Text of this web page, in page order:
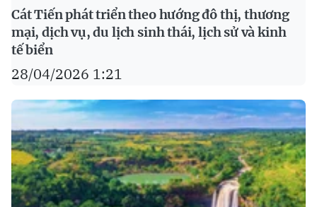
Cát Tiến phát triển theo hướng đô thị, thương
mại, dịch vụ, du lịch sinh thái, lịch sử và kinh
tế biển
28/04/2026 1:21